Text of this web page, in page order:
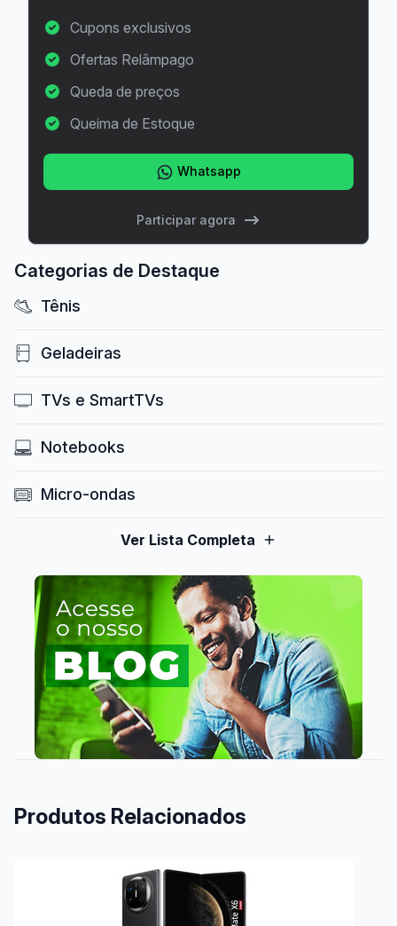
Cupons exclusivos
Ofertas Relâmpago
Queda de preços
Queima de Estoque
Whatsapp
Participar agora
Categorias de Destaque
Tênis
Geladeiras
TVs e SmartTVs
Notebooks
Micro-ondas
Ver Lista Completa
Produtos Relacionados